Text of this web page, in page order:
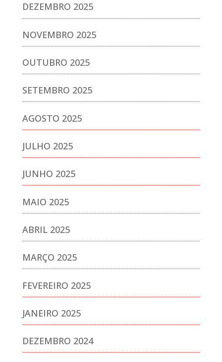
DEZEMBRO 2025
NOVEMBRO 2025
OUTUBRO 2025
SETEMBRO 2025
AGOSTO 2025
JULHO 2025
JUNHO 2025
MAIO 2025
ABRIL 2025
MARÇO 2025
FEVEREIRO 2025
JANEIRO 2025
DEZEMBRO 2024